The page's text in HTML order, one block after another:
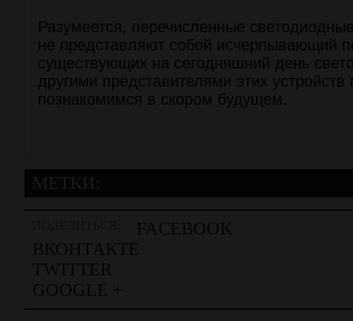
Разумеется, перечисленные
не представляют собой исчерпывающий
существующих на сегодняшний день
другими представителями этих
познакомимся в скором будущем.